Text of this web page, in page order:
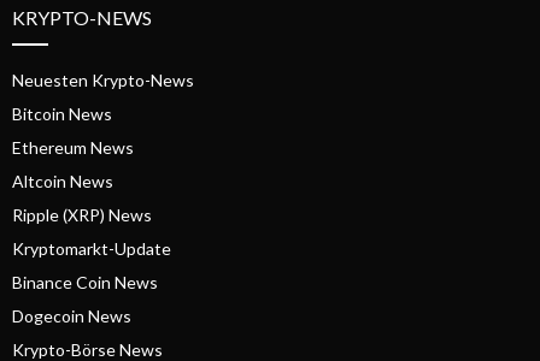
KRYPTO-NEWS
Neuesten Krypto-News
Bitcoin News
Ethereum News
Altcoin News
Ripple (XRP) News
Kryptomarkt-Update
Binance Coin News
Dogecoin News
Krypto-Börse News